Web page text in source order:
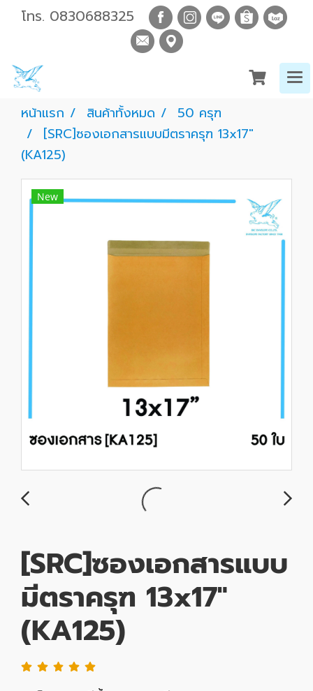
โทร. 0830688325
หน้าแรก สินค้าทั้งหมด
50 ครุฑ
[SRC]ซองเอกสารแบบมีตราครุฑ 13x17"
(KA125)
New
[SRC]ซองเอกสารแบบ
มีตราครุฑ 13x17"
(KA125)